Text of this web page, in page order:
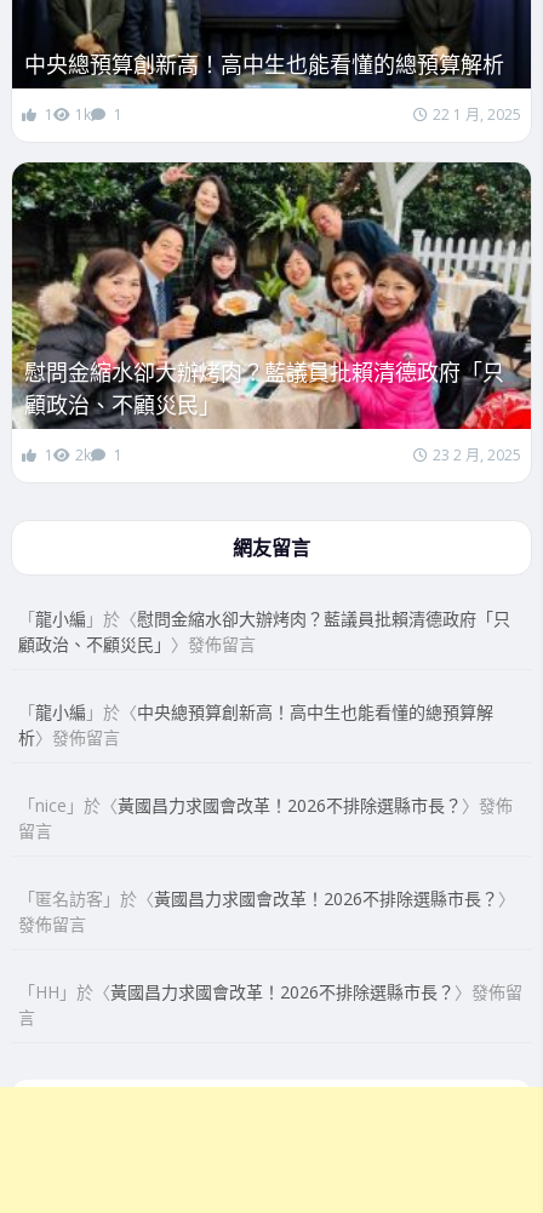
中央總預算創新高！高中生也能看懂的總預算解析
1 1k 1 22 1 月, 2025
慰問金縮水卻大辦烤肉？藍議員批賴清德政府「只
顧政治、不顧災民」
1 2k 1 23 2 月, 2025
網友留言
「龍小編 」於〈慰問金縮水卻大辦烤肉？藍議員批賴清德政府「只
顧政治、不顧災民」 〉發佈留言
「龍小編 」於〈中央總預算創新高！高中生也能看懂的總預算解
析〉發佈留言
「nice 」於〈黃國昌力求國會改革！2026不排除選縣市長？ 〉發佈
留言
「匿名訪客 」於〈黃國昌力求國會改革！2026不排除選縣市長？ 〉
發佈留言
「HH 」於〈黃國昌力求國會改革！2026不排除選縣市長？ 〉發佈留
言